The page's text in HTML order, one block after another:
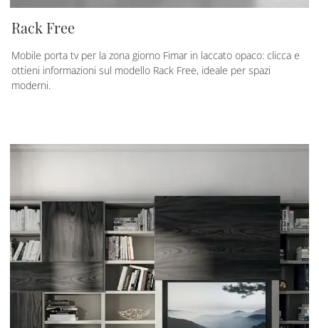
Rack Free
Mobile porta tv per la zona giorno Fimar in laccato opaco: clicca e
ottieni informazioni sul modello Rack Free, ideale per spazi
moderni.